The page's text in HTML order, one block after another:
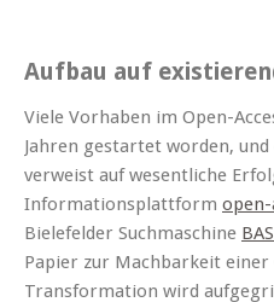
Aufbau auf
Viele Vorhaben im Open-
Jahren gestartet worden, und
verweist auf wesentliche
Informationsplattform open-
Bielefelder Suchmaschine
Papier zur Machbarkeit einer
Transformation wird